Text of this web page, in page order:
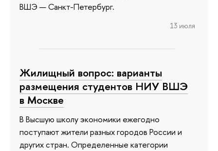
ВШЭ — Санкт-Петербург.
13 июля
Жилищный вопрос: варианты
размещения студентов НИУ ВШЭ
в Москве
В Высшую школу экономики ежегодно
поступают жители разных городов России и
других стран. Определенные категории